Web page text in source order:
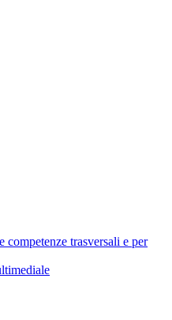
competenze trasversali e per